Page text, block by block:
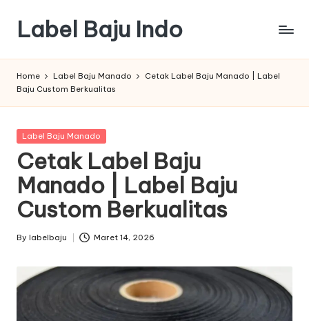
content
Label Baju Indo
Home Label Baju Manado
Cetak Label Baju Manado | Label
Baju Custom Berkualitas
Posted
Label Baju Manado
Cetak Label Baju
Manado | Label Baju
Custom Berkualitas
Posted
By labelbaju Maret 14, 2026